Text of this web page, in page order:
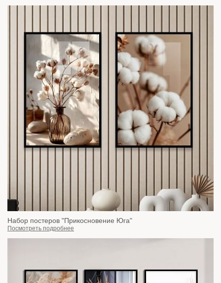
Набор постеров "Прикосновение Юга"
Посмотреть подробнее